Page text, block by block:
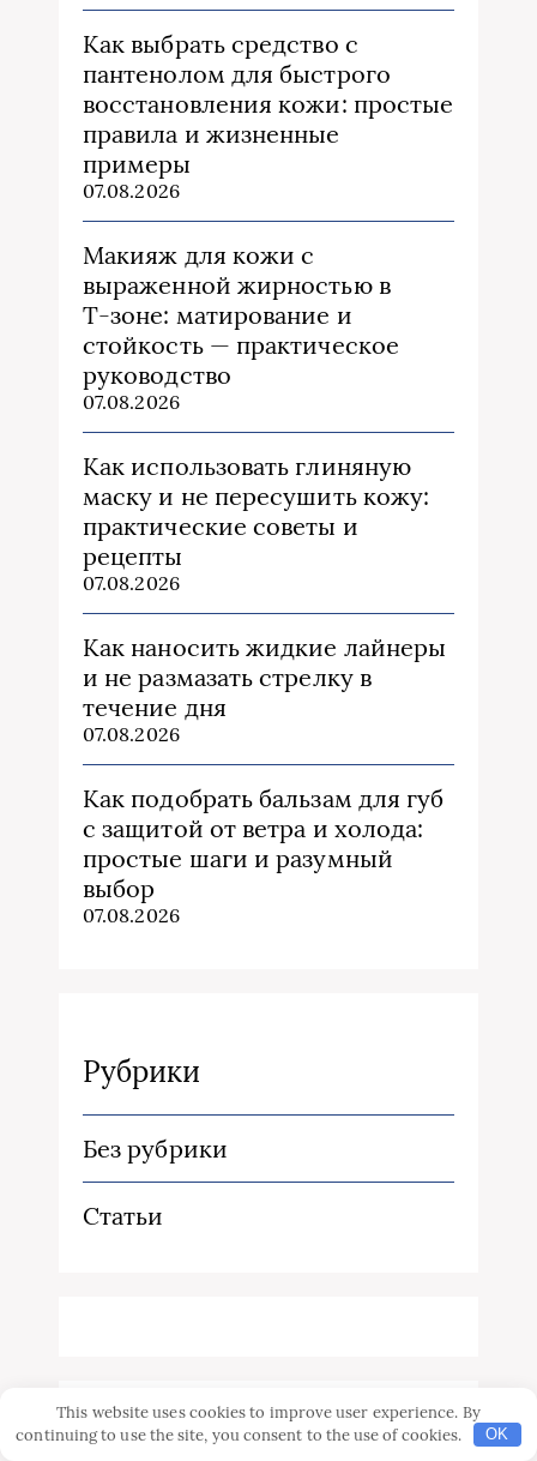
Как выбрать средство с
пантенолом для быстрого
восстановления кожи: простые
правила и жизненные
примеры
07.08.2026
Макияж для кожи с
выраженной жирностью в
Т‑зоне: матирование и
стойкость — практическое
руководство
07.08.2026
Как использовать глиняную
маску и не пересушить кожу:
практические советы и
рецепты
07.08.2026
Как наносить жидкие лайнеры
и не размазать стрелку в
течение дня
07.08.2026
Как подобрать бальзам для губ
с защитой от ветра и холода:
простые шаги и разумный
выбор
07.08.2026
Рубрики
Без рубрики
Статьи
Свежие комментарии
This website uses cookies to improve user experience. By
continuing to use the site, you consent to the use of cookies.
OK